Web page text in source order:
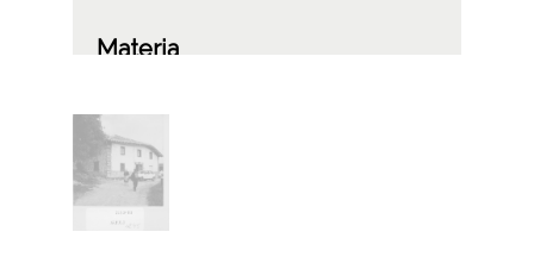
Materia
Notas
2250/88